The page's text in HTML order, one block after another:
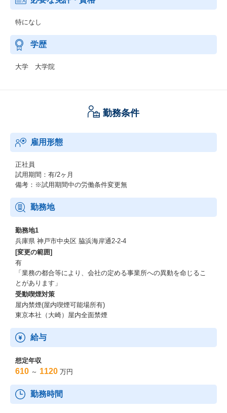
特になし
学歴
大学 大学院
勤務条件
雇用形態
正社員
試用期間：有/2ヶ月
備考：※試用期間中の労働条件変更無
勤務地
勤務地1
兵庫県 神戸市中央区 脇浜海岸通2-2-4
[変更の範囲]
有
「業務の都合等により、会社の定める事業所への異動を命じるこ
とがあります」
受動喫煙対策
屋内禁煙(屋内喫煙可能場所有)
東京本社（大崎）屋内全面禁煙
給与
想定年収
610 ～ 1120 万円
勤務時間